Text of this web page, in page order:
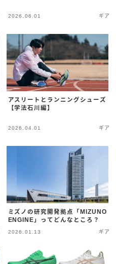
2026.06.01 ギア
アスリートとランニングシューズ
【学法石川編】
2026.04.01 ギア
ミズノの研究開発拠点「MIZUNO
ENGINE」ってどんなところ？
2026.01.13 ギア